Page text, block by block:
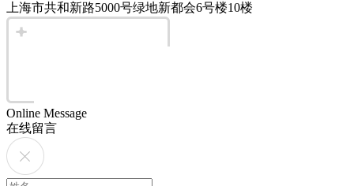
上海市共和新路5000号绿地新都会6号楼10楼
Online Message
在线留言